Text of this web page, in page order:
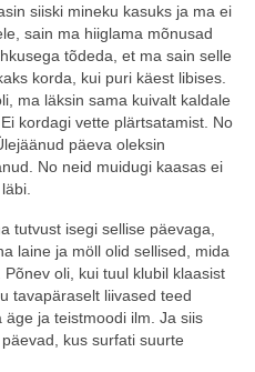
siiski mineku kasuks ja ma ei
sain ma hiiglama mõnusad
tõdeda, et ma sain selle
korda, kui puri käest libises.
ma läksin sama kuivalt kaldale
kordagi vette plärtsatamist. No
päeva oleksin
No neid muidugi kaasas ei
tutvust isegi sellise päevaga,
laine ja möll olid sellised, mida
oli, kui tuul klubil klaasist
tavapäraselt liivased teed
ja teistmoodi ilm. Ja siis
kus surfati suurte